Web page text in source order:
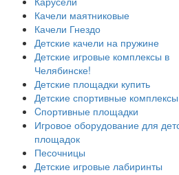
Качели маятниковые
Качели Гнездо
Детские качели на пружине
Детские игровые комплексы в
Челябинске!
Детские площадки купить
Детские спортивные комплексы
Cпортивные площадки
Игровое оборудование для
площадок
Песочницы
Детские игровые лабиринты